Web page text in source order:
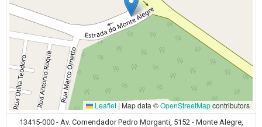
Leaflet | Map data ©OpenStreetMapcontributors
13415-000 - Av. Comendador Pedro Morganti, 5152 - Monte Alegre,